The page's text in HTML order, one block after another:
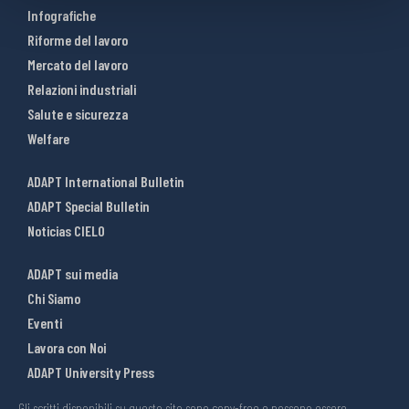
Infografiche
Riforme del lavoro
Mercato del lavoro
Relazioni industriali
Salute e sicurezza
Welfare
ADAPT International Bulletin
ADAPT Special Bulletin
Noticias CIELO
ADAPT sui media
Chi Siamo
Eventi
Lavora con Noi
ADAPT University Press